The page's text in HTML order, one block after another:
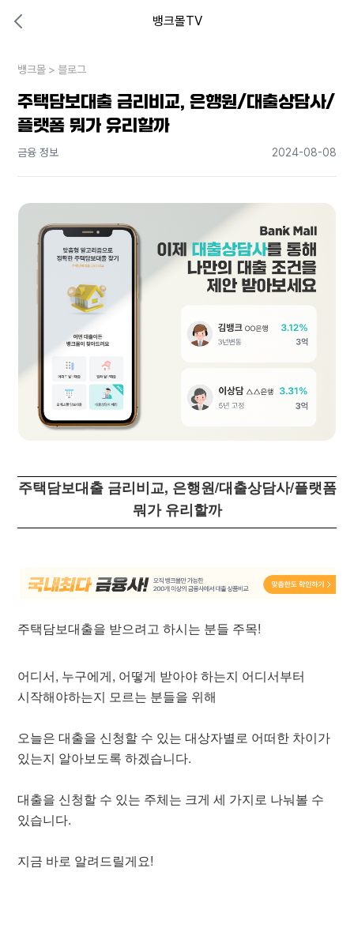
뱅크몰TV
내 상황엔 어떤 방법이 있을까?
뱅크몰 > 블로그
주택담보대출 금리비교, 은행원/대출상담사/
플랫폼 뭐가 유리할까
금융 정보 2024-08-08
주택담보대출 금리비교, 은행원/대출상담사/플랫폼
뭐가 유리할까
주택담보대출을 받으려고 하시는 분들 주목!
​어디서, 누구에게, 어떻게 받아야 하는지 어디서부터
시작해야하는지 모르는 분들을 위해
오늘은 대출을 신청할 수 있는 대상자별로 어떠한 차이가
있는지 알아보도록 하겠습니다.
대출을 신청할 수 있는 주체는 크게 세 가지로 나눠볼 수
있습니다.
지금 바로 알려드릴게요!